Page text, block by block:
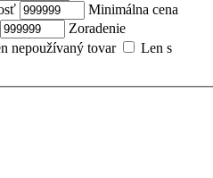
Minimálna cena
Zoradenie
nepoužívaný tovar
Len s